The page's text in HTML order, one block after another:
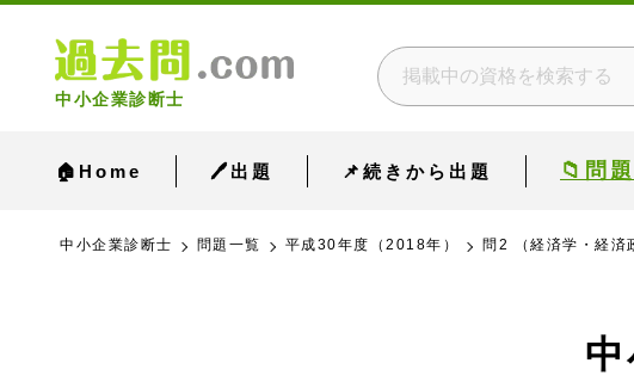
中小企業診断士
🏠Home 🖊出題 📌続きから出題 📁問
中小企業診断士 問題一覧 平成30年度（2018年） 問2 （経済学・経済